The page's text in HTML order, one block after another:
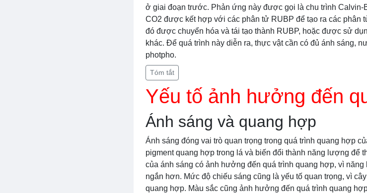
ở giai đoạn trước. Phản ứng này được gọi là chu trình Calvin-
CO2 được kết hợp với các phân tử RUBP để tạo ra các phân
đó được chuyển hóa và tái tạo thành RUBP, hoặc được sử
khác. Để quá trình này diễn ra, thực vật cần có đủ ánh sáng,
photpho.
Tóm tắt
Yếu tố ảnh hưởng đến
Ánh sáng và quang hợp
Ánh sáng đóng vai trò quan trọng trong quá trình quang hợp
pigment quang hợp trong lá và biến đổi thành năng lượng để
của ánh sáng có ảnh hưởng đến quá trình quang hợp, vì
ngắn hơn. Mức độ chiếu sáng cũng là yếu tố quan trọng, vì
quang hợp. Màu sắc cũng ảnh hưởng đến quá trình quang